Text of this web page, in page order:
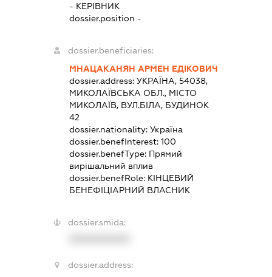
- КЕРІВНИК
dossier.position -
dossier.beneficiaries:
МНАЦАКАНЯН АРМЕН ЕДІКОВИЧ
dossier.address: УКРАЇНА, 54038,
МИКОЛАЇВСЬКА ОБЛ., МІСТО
МИКОЛАЇВ, ВУЛ.БІЛА, БУДИНОК
42
dossier.nationality: Україна
dossier.benefInterest: 100
dossier.benefType: Прямий
вирішальний вплив
dossier.benefRole: КІНЦЕВИЙ
БЕНЕФІЦІАРНИЙ ВЛАСНИК
dossier.smida:
dossier.address: